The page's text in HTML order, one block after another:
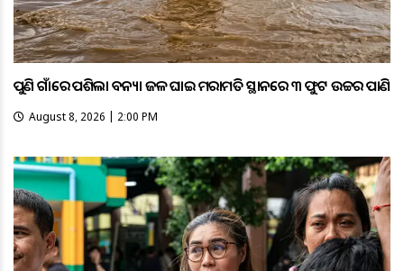
ପୁଣି ଗାଁରେ ପଶିଲା ବନ୍ୟା ଜଳ ଘାଇ ମରାମତି ସ୍ଥାନରେ ୩ ଫୁଟ ଉଚ୍ଚର ପାଣି
August 8, 2026 | 2:00 PM